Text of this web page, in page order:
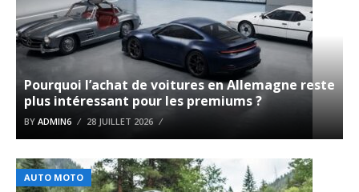
Pourquoi l’achat de voitures en Allemagne reste
plus intéressant pour les premiums ?
BY ADMIN6 28 JUILLET 2026
AUTO MOTO